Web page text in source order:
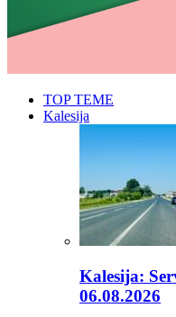
TOP TEME
Kalesija
Kalesija:
06.08.2026